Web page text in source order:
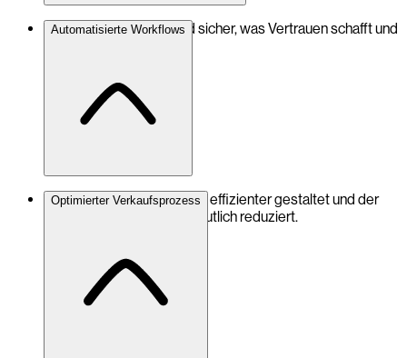
Kunden zahlen zügig und sicher, was Vertrauen schafft und
Automatisierte Workflows
Verkaufsprozesse werden effizienter gestaltet und der
administrative Aufwand deutlich reduziert.
Optimierter Verkaufsprozess